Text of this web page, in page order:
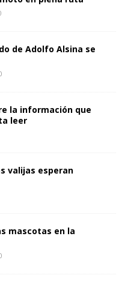
de Adolfo Alsina se
la información que
leer
valijas esperan
mascotas en la